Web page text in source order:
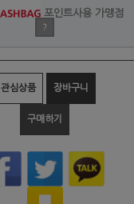
포인트사용 가맹점
?
관심상품 장바구니
구매하기